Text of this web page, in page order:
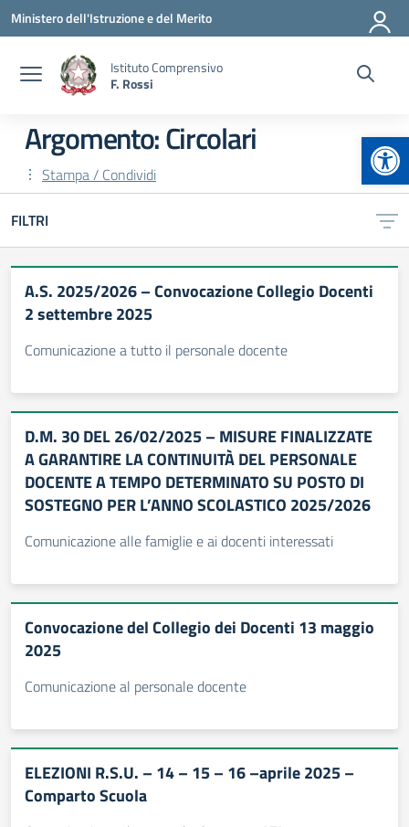
Vai ai contenuti
Vai al menu di navigazione
Vai al footer
Ministero dell'Istruzione e del Merito
Istituto Comprensivo
F. Rossi
Argomento: Circolari
Stampa / Condividi
FILTRI
A.S. 2025/2026 – Convocazione Collegio Docenti
2 settembre 2025
Comunicazione a tutto il personale docente
D.M. 30 DEL 26/02/2025 – MISURE FINALIZZATE
A GARANTIRE LA CONTINUITÀ DEL PERSONALE
DOCENTE A TEMPO DETERMINATO SU POSTO DI
SOSTEGNO PER L’ANNO SCOLASTICO 2025/2026
Comunicazione alle famiglie e ai docenti interessati
Convocazione del Collegio dei Docenti 13 maggio
2025
Comunicazione al personale docente
ELEZIONI R.S.U. – 14 – 15 – 16 –aprile 2025 –
Comparto Scuola